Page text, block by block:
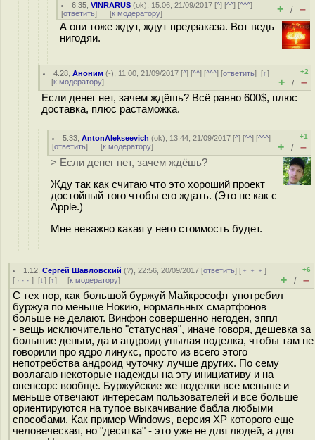
6.35 ,VINRARUS (ok), 15:06, 21/09/2017 [^] [^^] [^^^]
[ответить] [к модератору] + / –
А они тоже ждут, ждут предзаказа. Вот ведь
нигодяи.
4.28 ,Аноним (-), 11:00, 21/09/2017 [^] [^^] [^^^] [ответить][↑]
[к модератору]
+2
+ / –
Если денег нет, зачем ждёшь? Всё равно 600$, плюс
доставка, плюс растаможка.
5.33 ,AntonAlekseevich (ok), 13:44, 21/09/2017 [^] [^^] [^^^]
[ответить] [к модератору]
+1
+ / –
> Если денег нет, зачем ждёшь?
Жду так как считаю что это хороший проект
достойный того чтобы его ждать. (Это не как с
Apple.)
Мне неважно какая у него стоимость будет.
1.12 ,Сергей Шавловский (?), 22:56, 20/09/2017 [ответить] [ ﹢﹢﹢]
[ · · · ] [↓] [↑] [к модератору]
+6
+ / –
С тех пор, как большой буржуй Майкрософт употребил
буржуя по меньше Нокию, нормальных смартфонов
больше не делают. Винфон совершенно негоден, эппл
- вещь исключительно "статусная", иначе говоря, дешевка за
большие деньги, да и андроид унылая поделка, чтобы там не
говорили про ядро линукс, просто из всего этого
непотребства андроид чуточку лучше других. По сему
возлагаю некоторые надежды на эту инициативу и на
опенсорс вообще. Буржуйские же поделки все меньше и
меньше отвечают интересам пользователей и все больше
ориентируются на тупое выкачивание бабла любыми
способами. Как пример Windows, версия XP которого еще
человеческая, но "десятка" - это уже не для людей, а для